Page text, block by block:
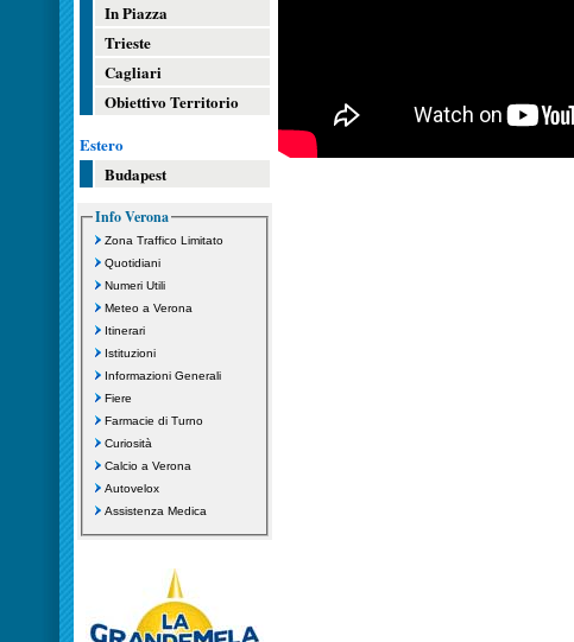
In Piazza
Trieste
Cagliari
Obiettivo Territorio
Estero
Budapest
Info Verona
Zona Traffico Limitato
Quotidiani
Numeri Utili
Meteo a Verona
Itinerari
Istituzioni
Informazioni Generali
Fiere
Farmacie di Turno
Curiosità
Calcio a Verona
Autovelox
Assistenza Medica